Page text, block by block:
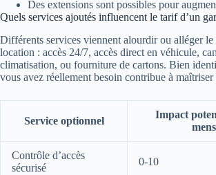
Des extensions sont possibles pour
Quels services ajoutés influencent le tarif d’un
Différents services viennent alourdir ou alléger
location : accès 24/7, accès direct en véhicule,
climatisation, ou fourniture de cartons. Bien
vous avez réellement besoin contribue à
Service optionnel
Impact
Contrôle d’accès
sécurisé
0-10